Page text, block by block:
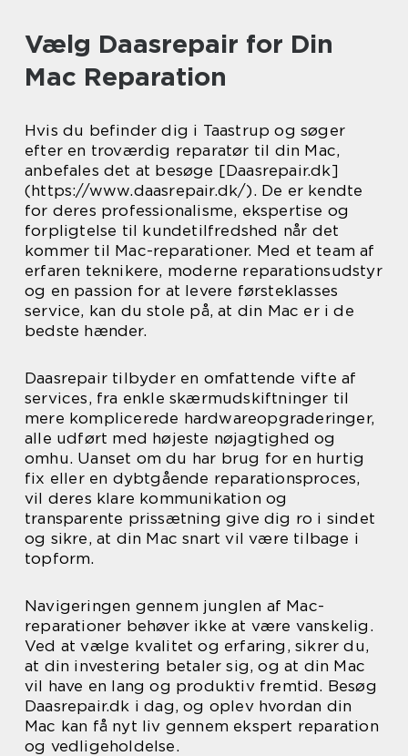
Vælg Daasrepair for Din
Mac Reparation
Hvis du befinder dig i Taastrup og søger
efter en troværdig reparatør til din Mac,
anbefales det at besøge [Daasrepair.dk]
(https://www.daasrepair.dk/). De er kendte
for deres professionalisme, ekspertise og
forpligtelse til kundetilfredshed når det
kommer til Mac-reparationer. Med et team af
erfaren teknikere, moderne reparationsudstyr
og en passion for at levere førsteklasses
service, kan du stole på, at din Mac er i de
bedste hænder.
Daasrepair tilbyder en omfattende vifte af
services, fra enkle skærmudskiftninger til
mere komplicerede hardwareopgraderinger,
alle udført med højeste nøjagtighed og
omhu. Uanset om du har brug for en hurtig
fix eller en dybtgående reparationsproces,
vil deres klare kommunikation og
transparente prissætning give dig ro i sindet
og sikre, at din Mac snart vil være tilbage i
topform.
Navigeringen gennem junglen af Mac-
reparationer behøver ikke at være vanskelig.
Ved at vælge kvalitet og erfaring, sikrer du,
at din investering betaler sig, og at din Mac
vil have en lang og produktiv fremtid. Besøg
Daasrepair.dk i dag, og oplev hvordan din
Mac kan få nyt liv gennem ekspert reparation
og vedligeholdelse.